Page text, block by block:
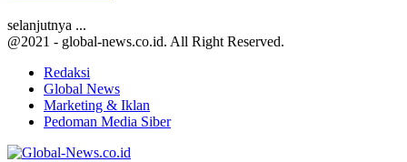
selanjutnya ...
@2021 - global-news.co.id. All Right Reserved.
Redaksi
Global News
Marketing & Iklan
Pedoman Media Siber